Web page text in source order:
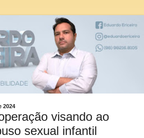
2024
visando ao
sexual infantil